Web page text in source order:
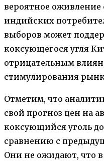
вероятное оживление
индийских
выборов может
коксующегося угля
отрицательным
стимулирования
Отметим, что
свой прогноз цен на
коксующийся уголь до
сравнению с
Они не ожидают, что